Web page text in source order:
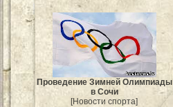
Проведение Зимней Олимпиады
в Сочи
[Новости спорта]